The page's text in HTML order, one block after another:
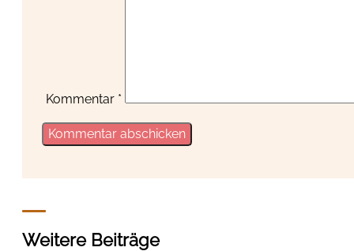
Kommentar *
Weitere Beiträge